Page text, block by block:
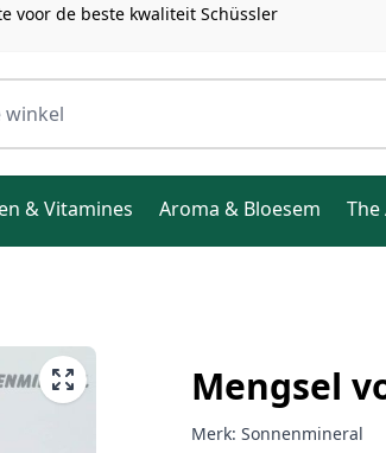
voor de beste kwaliteit Schüssler
& Vitamines Aroma & Bloesem The
Mengsel
Merk: Sonnenmineral